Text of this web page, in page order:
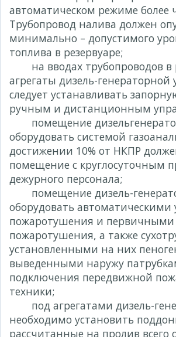
автоматическом режиме более
Трубопровод налива должен
минимально – допустимого
топлива в резервуаре;
на вводах трубопроводов
агрегаты дизель-генераторной
следует устанавливать
ручным и дистанционным
помещение
оборудовать системой
достижении 10% от НКПР
помещение с круглосуточным
дежурного персонала;
помещение дизель-
оборудовать автоматическими
пожаротушения и первичными
пожаротушения, а также
установленными на них
выведенными наружу
подключения передвижной
техники;
под агрегатами дизель-
необходимо установить
рассчитанные на пролив всего